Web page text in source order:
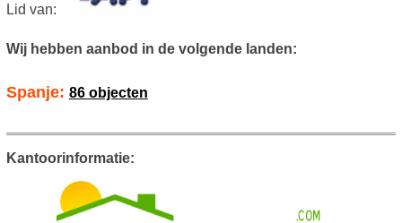
Lid van:
Wij hebben aanbod in de volgende landen:
Spanje: 86 objecten
Kantoorinformatie: